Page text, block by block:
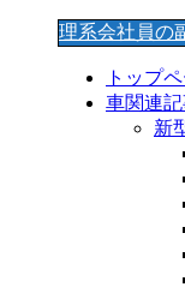
理系会社員の
トップ
車関連
新